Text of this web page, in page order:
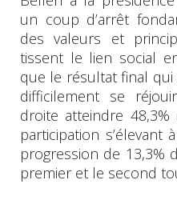
un coup d’arrêt
des valeurs et
tissent le lien social
que le résultat final
difficilement se
droite atteindre
participation s’élevant
progression de 13,3%
premier et le second